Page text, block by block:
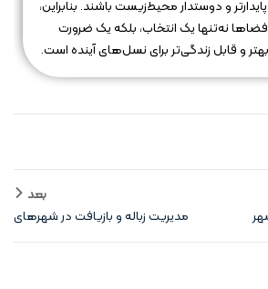
و دوستدار محیط‌زیست باشند. بنابراین،
نه‌تنها یک انتخاب، بلکه یک ضرورت
و قابل زندگی‌تر برای نسل‌های آینده است.
بعد
مدیریت زباله و بازیافت در شهرهای
عمودی